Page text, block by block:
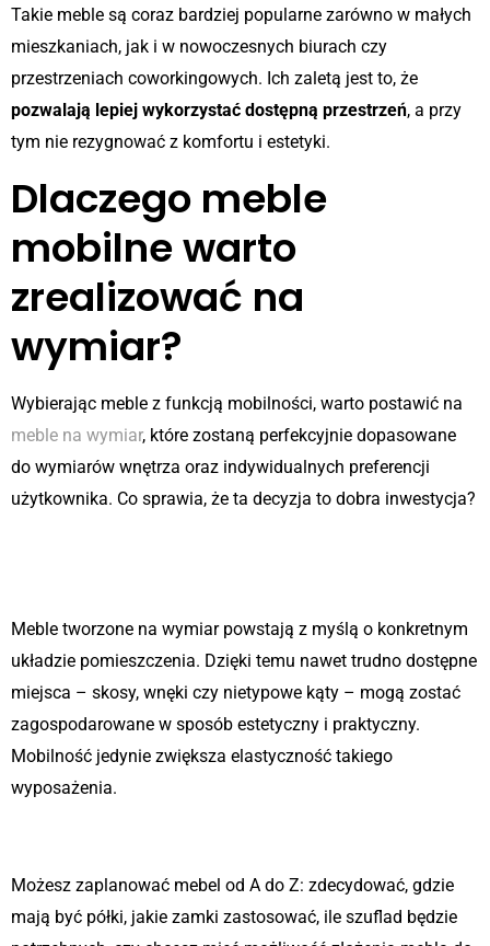
Takie meble są coraz bardziej popularne zarówno w małych
mieszkaniach, jak i w nowoczesnych biurach czy
przestrzeniach coworkingowych. Ich zaletą jest to, że
pozwalają lepiej wykorzystać dostępną przestrzeń, a przy
tym nie rezygnować z komfortu i estetyki.
Dlaczego meble
mobilne warto
zrealizować na
wymiar?
Wybierając meble z funkcją mobilności, warto postawić na
meble na wymiar, które zostaną perfekcyjnie dopasowane
do wymiarów wnętrza oraz indywidualnych preferencji
użytkownika. Co sprawia, że ta decyzja to dobra inwestycja?
Meble tworzone na wymiar powstają z myślą o konkretnym
układzie pomieszczenia. Dzięki temu nawet trudno dostępne
miejsca – skosy, wnęki czy nietypowe kąty – mogą zostać
zagospodarowane w sposób estetyczny i praktyczny.
Mobilność jedynie zwiększa elastyczność takiego
wyposażenia.
Możesz zaplanować mebel od A do Z: zdecydować, gdzie
mają być półki, jakie zamki zastosować, ile szuflad będzie